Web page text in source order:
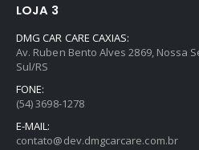
LOJA 3
DMG CAR CARE CAXIAS:
Av. Ruben Bento Alves 2869, Nossa
Sul/RS
FONE:
(54) 3698-1278
E-MAIL:
contato@dev.dmgcarcare.com.br